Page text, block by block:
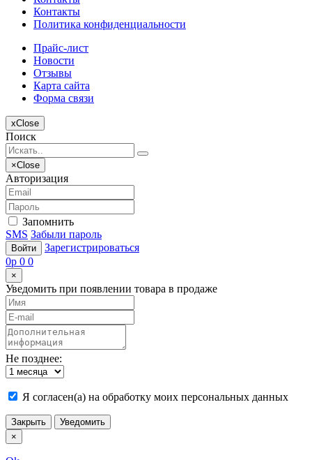
Контакты
Политика конфиденциальности
Прайс-лист
Новости
Отзывы
Карта сайта
Форма связи
xClose
Поиск
×Close
Авторизация
Запомнить
SMS Забыли пароль
Войти
Зарегистрироваться
0p 0 0
×
Уведомить при появлении товара в продаже
Не позднее:
Я согласен(а) на обработку моих персональных данных
Закрыть
Уведомить
×